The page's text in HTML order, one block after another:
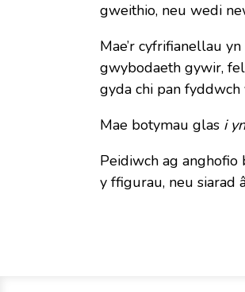
gweithio, neu wedi
Mae’r cyfrifianellau
gwybodaeth gywir,
gyda chi pan
Mae botymau glas i
Peidiwch ag anghofio
y ffigurau, neu siarad